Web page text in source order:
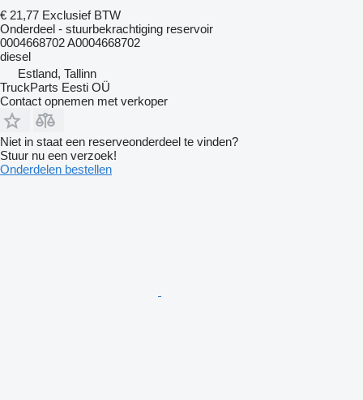
€ 21,77 Exclusief BTW
Onderdeel - stuurbekrachtiging reservoir
0004668702 A0004668702
diesel
Estland, Tallinn
TruckParts Eesti OÜ
Contact opnemen met verkoper
Niet in staat een reserveonderdeel te vinden?
Stuur nu een verzoek!
Onderdelen bestellen